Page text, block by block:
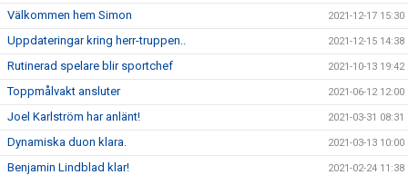
Välkommen hem Simon 2021-12-17 15:30
Uppdateringar kring herr-truppen.. 2021-12-15 14:38
Rutinerad spelare blir sportchef 2021-10-13 19:42
Toppmålvakt ansluter 2021-06-12 12:00
Joel Karlström har anlänt! 2021-03-31 08:31
Dynamiska duon klara. 2021-03-13 10:00
Benjamin Lindblad klar! 2021-02-24 11:38